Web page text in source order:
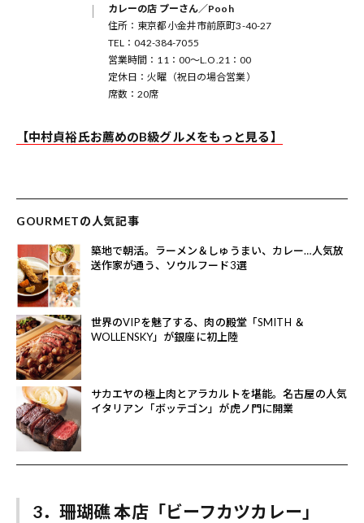
カレーの店 プーさん／Pooh
住所：東京都小金井市前原町3-40-27
TEL：042-384-7055
営業時間：11：00～L.O.21：00
定休日：火曜（祝日の場合営業）
席数：20席
【中村貞裕氏お薦めのB級グルメをもっと見る】
GOURMETの人気記事
築地で朝活。ラーメン＆しゅうまい、カレー…人気放
送作家が通う、ソウルフード3選
世界のVIPを魅了する、肉の殿堂「SMITH ＆
WOLLENSKY」が銀座に初上陸
サカエヤの極上肉とアラカルトを堪能。名古屋の人気
イタリアン「ボッテゴン」が虎ノ門に開業
3．珊瑚礁 本店「ビーフカツカレー」